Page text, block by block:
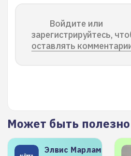
Войдите или
зарегистрируйтесь,
оставлять
Может быть полезно
Элвис Марламов